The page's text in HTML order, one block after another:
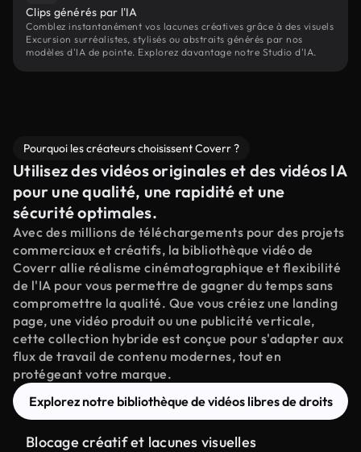
Clips générés par l'IA
Comblez instantanément vos lacunes créatives grâce à des visuels
Excursion surréalistes, stylisés ou abstraits générés par nos
modèles d'IA de pointe. Explorez davantage notre Studio d'IA.
Pourquoi les créateurs choisissent Coverr ?
Utilisez des vidéos originales et des vidéos IA
pour une qualité, une rapidité et une
sécurité optimales.
Avec des millions de téléchargements pour des projets
commerciaux et créatifs, la bibliothèque vidéo de
Coverr allie réalisme cinématographique et flexibilité
de l'IA pour vous permettre de gagner du temps sans
compromettre la qualité. Que vous créiez une landing
page, une vidéo produit ou une publicité verticale,
cette collection hybride est conçue pour s'adapter aux
flux de travail de contenu modernes, tout en
protégeant votre marque.
Explorez notre bibliothèque de vidéos libres de droits
Blocage créatif et lacunes visuelles